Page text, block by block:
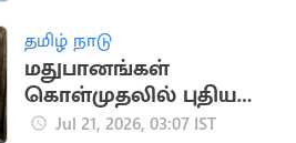
தமிழ் நாடு
மதுபானங்கள்
கொள்முதலில் புதிய
நடைமுறை -
Jul 21, 2026, 03:07 IST